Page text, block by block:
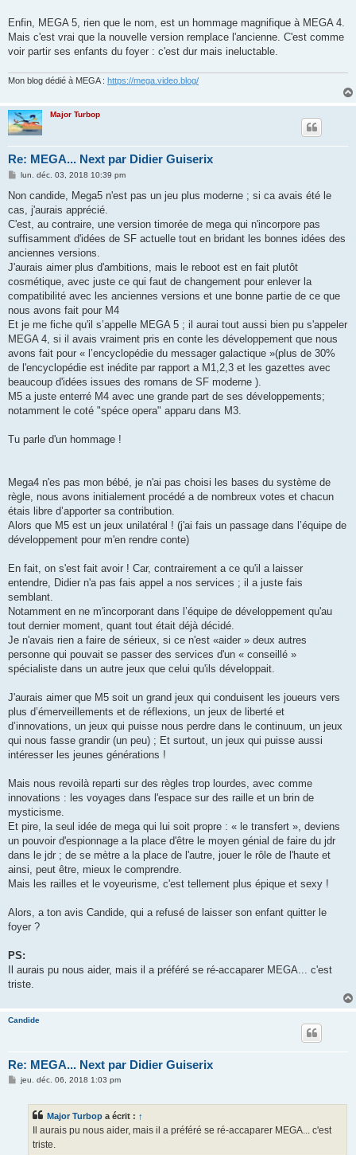
Enfin, MEGA 5, rien que le nom, est un hommage magnifique à MEGA 4.
Mais c'est vrai que la nouvelle version remplace l'ancienne. C'est comme
voir partir ses enfants du foyer : c'est dur mais ineluctable.
Mon blog dédié à MEGA : https://mega.video.blog/
Major Turbop
Re: MEGA... Next par Didier Guiserix
M
s
a
g
lun. déc. 03, 2018 10:39 pm
Non candide, Mega5 n'est pas un jeu plus moderne ; si ca avais été le
cas, j'aurais apprécié.
C'est, au contraire, une version timorée de mega qui n'incorpore pas
suffisamment d'idées de SF actuelle tout en bridant les bonnes idées des
anciennes versions.
J'aurais aimer plus d'ambitions, mais le reboot est en fait plutôt
cosmétique, avec juste ce qui faut de changement pour enlever la
compatibilité avec les anciennes versions et une bonne partie de ce que
nous avons fait pour M4
Et je me fiche qu'il s’appelle MEGA 5 ; il aurai tout aussi bien pu s'appeler
MEGA 4, si il avais vraiment pris en conte les développement que nous
avons fait pour « l’encyclopédie du messager galactique »(plus de 30%
de l'encyclopédie est inédite par rapport a M1,2,3 et les gazettes avec
beaucoup d'idées issues des romans de SF moderne ).
M5 a juste enterré M4 avec une grande part de ses développements;
notamment le coté "spéce opera" apparu dans M3.
Tu parle d'un hommage !
Mega4 n'es pas mon bébé, je n'ai pas choisi les bases du système de
règle, nous avons initialement procédé a de nombreux votes et chacun
étais libre d’apporter sa contribution.
Alors que M5 est un jeux unilatéral ! (j'ai fais un passage dans l’équipe de
développement pour m'en rendre conte)
En fait, on s'est fait avoir ! Car, contrairement a ce qu'il a laisser
entendre, Didier n'a pas fais appel a nos services ; il a juste fais
semblant.
Notamment en ne m'incorporant dans l’équipe de développement qu'au
tout dernier moment, quant tout était déjà décidé.
Je n'avais rien a faire de sérieux, si ce n'est «aider » deux autres
personne qui pouvait se passer des services d'un « conseillé »
spécialiste dans un autre jeux que celui qu'ils développait.
J'aurais aimer que M5 soit un grand jeux qui conduisent les joueurs vers
plus d’émerveillements et de réflexions, un jeux de liberté et
d’innovations, un jeux qui puisse nous perdre dans le continuum, un jeux
qui nous fasse grandir (un peu) ; Et surtout, un jeux qui puisse aussi
intéresser les jeunes générations !
Mais nous revoilà reparti sur des règles trop lourdes, avec comme
innovations : les voyages dans l'espace sur des raille et un brin de
mysticisme.
Et pire, la seul idée de mega qui lui soit propre : « le transfert », deviens
un pouvoir d'espionnage a la place d'être le moyen génial de faire du jdr
dans le jdr ; de se mètre a la place de l'autre, jouer le rôle de l'haute et
ainsi, peut être, mieux le comprendre.
Mais les railles et le voyeurisme, c'est tellement plus épique et sexy !
Alors, a ton avis Candide, qui a refusé de laisser son enfant quitter le
foyer ?
PS:
Il aurais pu nous aider, mais il a préféré se ré-accaparer MEGA... c'est
triste.
Candide
Re: MEGA... Next par Didier Guiserix
Mjeu. déc. 06, 2018 1:03 pm
Major Turbop a écrit : ↑
Il aurais pu nous aider, mais il a préféré se ré-accaparer MEGA... c'est
triste.